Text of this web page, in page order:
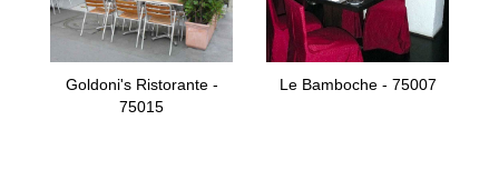
Goldoni's Ristorante -
75015
Le Bamboche - 75007